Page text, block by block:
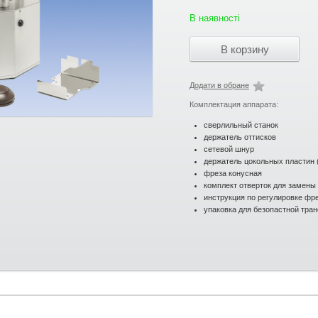
В наявності
Додати в обране
Комплектация аппарата:
сверлильный станок
держатель оттисков
сетевой шнур
держатель цокольных
фреза конусная
комплект отверток для
инструкция по регулировке
упаковка для безопастной